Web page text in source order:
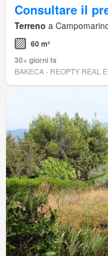
Consultare il
Terreno a
60 m²
30+ giorni fa
BAKECA - REOPTY REAL